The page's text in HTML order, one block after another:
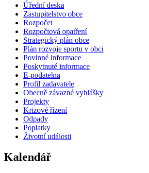
Úřední deska
Zastupitelstvo obce
Rozpočet
Rozpočtová opatření
Strategický plán obce
Plán rozvoje sportu v obci
Povinné informace
Poskytnuté informace
E-podatelna
Profil zadavatele
Obecně závazné vyhlášky
Projekty
Krizové řízení
Odpady
Poplatky
Životní události
Kalendář